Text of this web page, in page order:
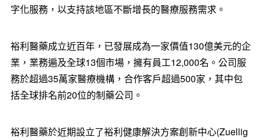
字化服務，以支持該地區不斷增長的醫療服務需求。
裕利醫藥成立近百年，已發展成為一家價值130億美元的企
業，業務遍及全球13個市場，擁有員工12,000名。公司服
務於超過35萬家醫療機構，合作客戶超過500家，其中包
括全球排名前20位的制藥公司。
裕利醫藥於近期設立了裕利健康解決方案創新中心(Zuellig